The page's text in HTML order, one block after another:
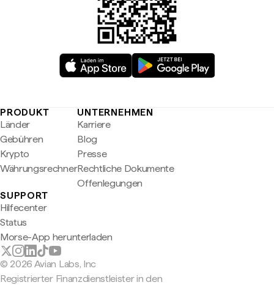
PRODUKT
Länder
Gebühren
Krypto
Währungsrechner
UNTERNEHMEN
Karriere
Blog
Presse
Rechtliche Dokumente
Offenlegungen
SUPPORT
Hilfecenter
Status
Morse-App herunterladen
© 2026 Avian Labs, Inc
Registrierter Finanzdienstleister in den